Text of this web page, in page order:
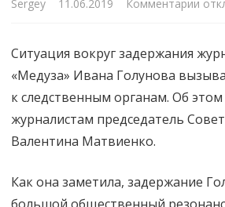
Sergey 11.06.2019 Комментарии
Дело
к
Ситуация вокруг задержания
«Медуза» Ивана Голунова
к следственным органам. Об этом
журналистам председатель
Валентина Матвиенко.
Как она заметила, задержание